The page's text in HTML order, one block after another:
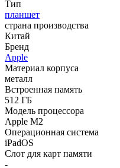
Тип
планшет
страна производства
Китай
Бренд
Apple
Материал корпуса
металл
Встроенная память
512 ГБ
Модель процессора
Apple M2
Операционная система
iPadOS
Слот для карт памяти
-